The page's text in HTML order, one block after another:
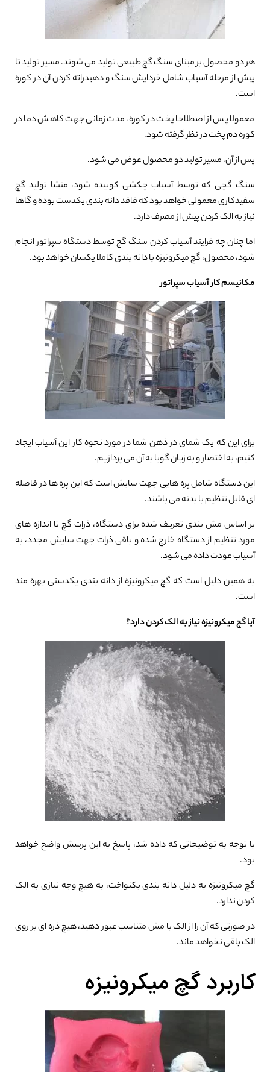
هر دو محصول بر مبنای سنگ گچ طبیعی تولید می شوند. مسیر تولید تا
پیش از مرحله آسیاب شامل خردایش سنگ و دهیدراته کردن آن در کوره
است.
معمولا پس از اصطلاحا پخت در کوره، مدت زمانی جهت کاهش دما در
کوره دم پخت در نظر گرفته شود.
پس از آن، مسیر تولید دو محصول عوض می شود.
سنگ گچی که توسط آسیاب چکشی کوبیده شود، منشا تولید گچ
سفیدکاری معمولی خواهد بود که فاقد دانه بندی یکدست بوده و گاها
نیاز به الک کردن پیش از مصرف دارد.
اما چنان چه فرایند آسیاب کردن سنگ گچ توسط دستگاه سپراتور انجام
شود، محصول، گچ میکرونیزه با دانه بندی کاملا یکسان خواهد بود.
مکانیسم کار آسیاب سپراتور
برای این که یک شمای در ذهن شما در مورد نحوه کار این آسیاب ایجاد
کنیم، به اختصار و به زبان گویا به آن می پردازیم.
این دستگاه شامل پره هایی جهت سایش است که این پره ها در فاصله
ای قابل تنظیم با بدنه می باشند.
بر اساس مش بندی تعریف شده برای دستگاه، ذرات گچ تا اندازه های
مورد تنظیم از دستگاه خارج شده و باقی ذرات جهت سایش مجدد، به
آسیاب عودت داده می شود.
به همین دلیل است که گچ میکرونیزه از دانه بندی یکدستی بهره مند
است.
آیا گچ میکرونیزه نیاز به الک کردن دارد؟
با توجه به توضیحاتی که داده شد، پاسخ به این پرسش واضح خواهد
بود.
گچ میکرونیزه به دلیل دانه بندی بکنواخت، به هیچ وجه نیازی به الک
کردن ندارد.
در صورتی که آن را از الک با مش متناسب عبور دهید، هیچ ذره ای بر روی
الک باقی نخواهد ماند.
کاربرد گچ میکرونیزه